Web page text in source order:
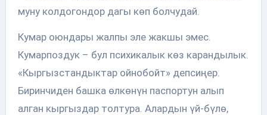
муну колдогондор дагы көп болчудай.
Кумар оюндары жалпы эле жакшы эмес.
Кумарпоздук – бул психикалык көз карандылык.
«Кыргызстандыктар ойнобойт» депсиңер.
Биринчиден башка өлкөнүн паспортун алып
алган кыргыздар толтура. Алардын үй-бүлө,